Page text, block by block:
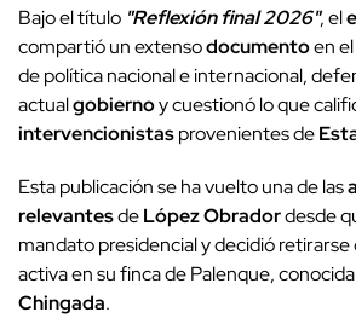
Bajo el título "Reflexión final 2026", el
compartió un extensodocumentoen
de política nacional e internacional,
actualgobiernoy cuestionó lo que
intervencionistasprovenientes de
Esta publicación se ha vuelto una de las
relevantesdeLópez Obradordesde
mandato presidencial y decidió retirarse
activa en su finca de Palenque,
Chingada.